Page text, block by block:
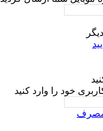
دیگر
خود را وارد کنید
مصرف